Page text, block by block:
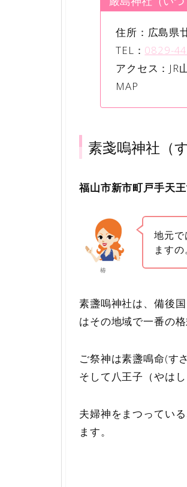
住所：広島県
TEL： 0829-
アクセス：JR
MAP
素戔嗚神社（
福山市新市町戸手天
椿
地元
ますの
素盞嗚神社は、備後
はその地域で一番の
ご祭神は素盞鳴命(す
そして八王子（やは
夫婦神をまつってい
ます。